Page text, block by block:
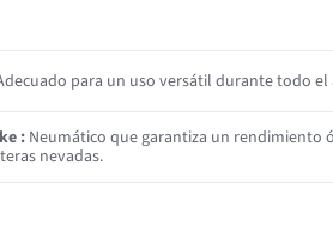
para un uso versátil durante todo
: Neumático que garantiza un rendimiento
nevadas.